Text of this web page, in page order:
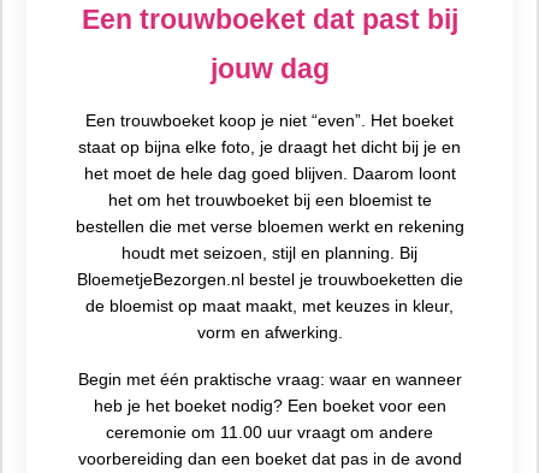
Een trouwboeket dat past bij
jouw dag
Een trouwboeket koop je niet “even”. Het boeket
staat op bijna elke foto, je draagt het dicht bij je en
het moet de hele dag goed blijven. Daarom loont
het om het trouwboeket bij een bloemist te
bestellen die met verse bloemen werkt en rekening
houdt met seizoen, stijl en planning. Bij
BloemetjeBezorgen.nl bestel je trouwboeketten die
de bloemist op maat maakt, met keuzes in kleur,
vorm en afwerking.
Begin met één praktische vraag: waar en wanneer
heb je het boeket nodig? Een boeket voor een
ceremonie om 11.00 uur vraagt om andere
voorbereiding dan een boeket dat pas in de avond